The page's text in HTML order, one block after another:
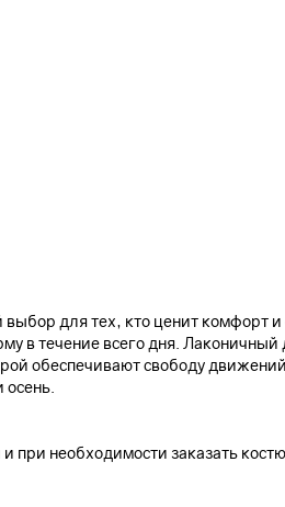
для тех, кто ценит комфорт
в течение всего дня.
обеспечивают свободу
при необходимости заказать